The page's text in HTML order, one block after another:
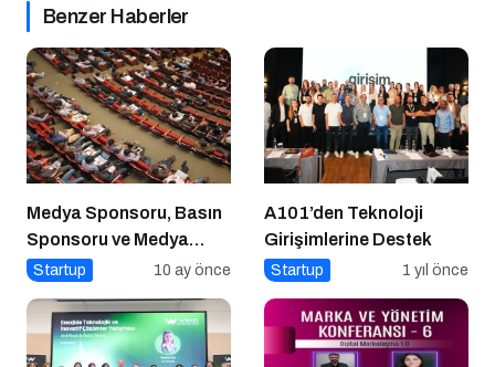
Benzer Haberler
Medya Sponsoru, Basın
Sponsoru ve Medya
Partneri Ne Demek?
Startup 10 ay önce
A101’den Teknoloji
Girişimlerine Destek
Startup 1 yıl önce